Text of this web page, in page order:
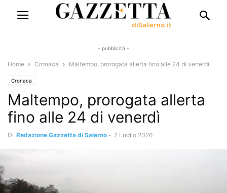
- pubblicità -
Home Cronaca Maltempo, prorogata allerta fino alle 24 di venerdì
Cronaca
Maltempo, prorogata allerta
fino alle 24 di venerdì
Di Redazione Gazzetta di Salerno - 2 Luglio 2026